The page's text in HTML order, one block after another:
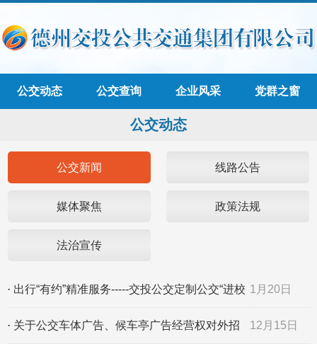
公交动态 公交查询 企业风采 党群之窗
公交动态
公交新闻 线路公告
媒体聚焦 政策法规
法治宣传
· 出行“有约”精准服务-----交投公交定制公交“进校
园”保障
1月20日
· 关于公交车体广告、候车亭广告经营权对外招 12月15日